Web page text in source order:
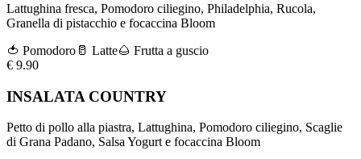
Lattughina fresca, Pomodoro ciliegino, Philadelphia, Rucola,
Granella di pistacchio e focaccina Bloom
🍅 Pomodoro 🥛 Latte🌰 Frutta a guscio
€ 9.90
INSALATA COUNTRY
Petto di pollo alla piastra, Lattughina, Pomodoro ciliegino, Scaglie
di Grana Padano, Salsa Yogurt e focaccina Bloom